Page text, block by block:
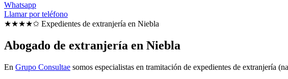
Whatsapp
Llamar por teléfono
★★★★✩ Expedientes de extranjería en Niebla
Abogado de extranjería en Niebla
En Grupo Consultae somos especialistas en tramitación de expedientes de extranjería